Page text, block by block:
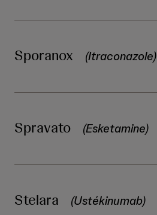
Sporanox (Itraconazole)
Spravato (Esketamine)
Stelara (Ustékinumab)